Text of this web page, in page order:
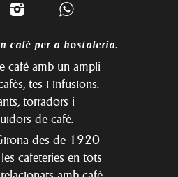
cafè per a hostaleria.
café amb un ampli
tes i infusions.
torradors i
de cafè.
des de 1920
cafeteries en tots